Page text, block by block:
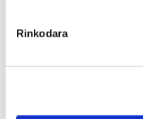
Rinkodara
mājas interjera
rakstot uz